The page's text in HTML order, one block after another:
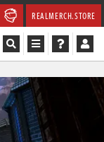
REALMERCH.STORE